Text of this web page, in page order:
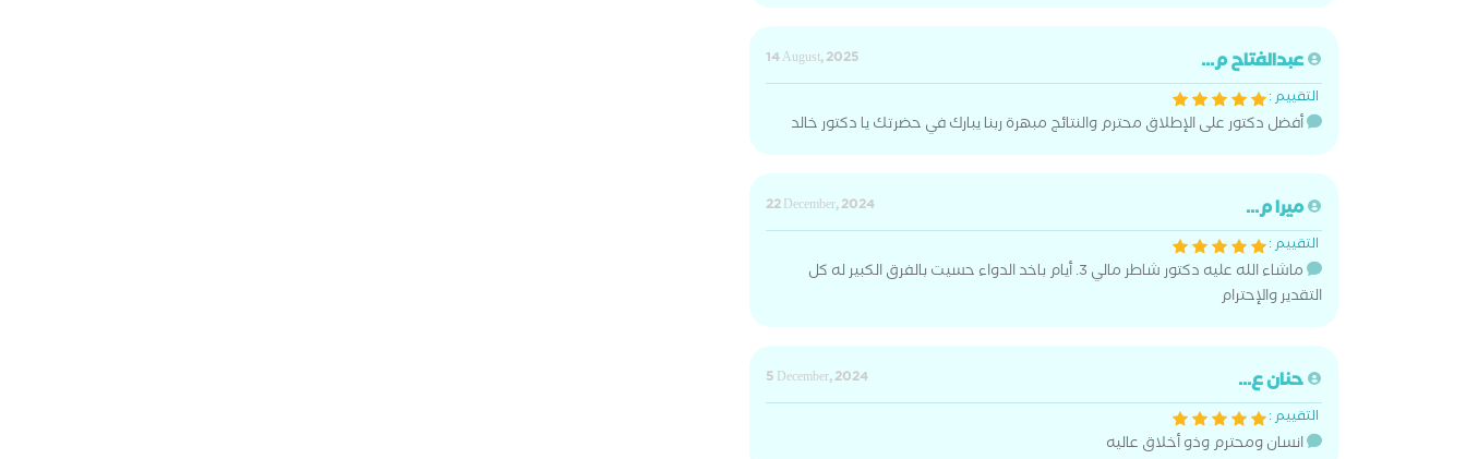
عبدالفتاح م...
14 August, 2025
التقييم :
أفضل دكتور على الإطلاق محترم والنتائج مبهرة ربنا يبارك في حضرتك يا دكتور خالد
ميرا م...
22 December, 2024
التقييم :
ماشاء الله عليه دكتور شاطر مالي 3. أيام باخد الدواء حسيت بالفرق الكبير له كل
التقدير والإحترام
حنان ع...
5 December, 2024
التقييم :
انسان ومحترم وذو أخلاق عاليه